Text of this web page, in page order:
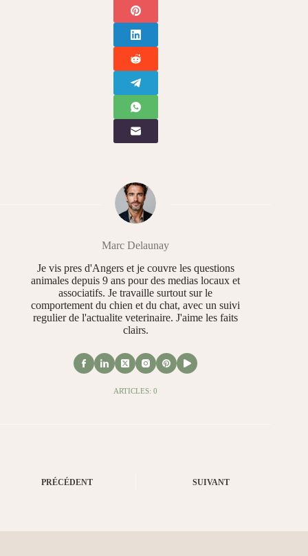
Marc Delaunay
Je vis pres d'Angers et je couvre les questions
animales depuis 9 ans pour des medias locaux et
associatifs. Je travaille surtout sur le
comportement du chien et du chat, avec un suivi
regulier de l'actualite veterinaire. J'aime les faits
clairs.
ARTICLES: 0
PRÉCÉDENT SUIVANT